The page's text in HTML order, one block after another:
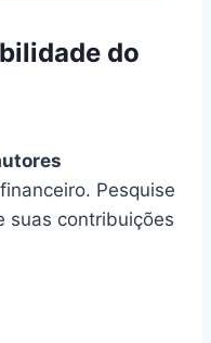
do
Pesquise
suas contribuições